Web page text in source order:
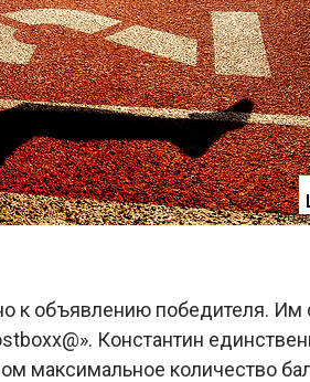
к объявлению победителя. Им
Константин
максимальное количество